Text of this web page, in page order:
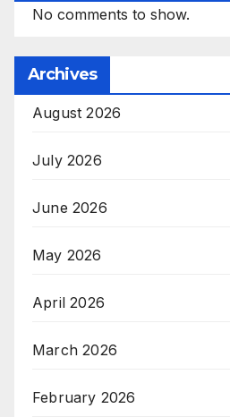
No comments to show.
Archives
August 2026
July 2026
June 2026
May 2026
April 2026
March 2026
February 2026